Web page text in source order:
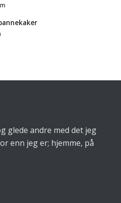
glede andre med det jeg
enn jeg er; hjemme, på